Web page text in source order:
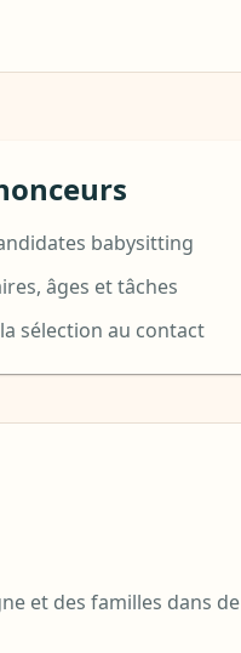
babysitting
âges et tâches
sélection au contact
et des familles dans